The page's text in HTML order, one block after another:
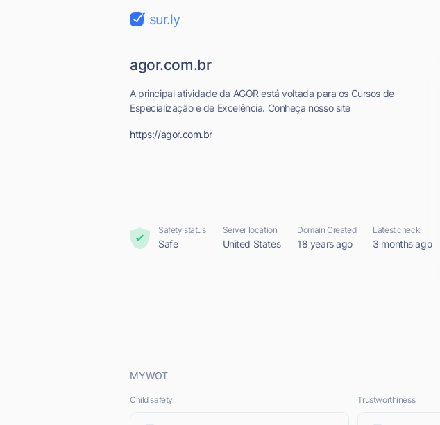
sur.ly
agor.com.br
A principal atividade da AGOR está voltada para os Cursos de
Especialização e de Excelência. Conheça nosso site
https://agor.com.br
Safety status
Safe
Server location
United States
Domain Created
18 years ago
Latest check
3 months ago
MYWOT
Child safety Trustworthiness